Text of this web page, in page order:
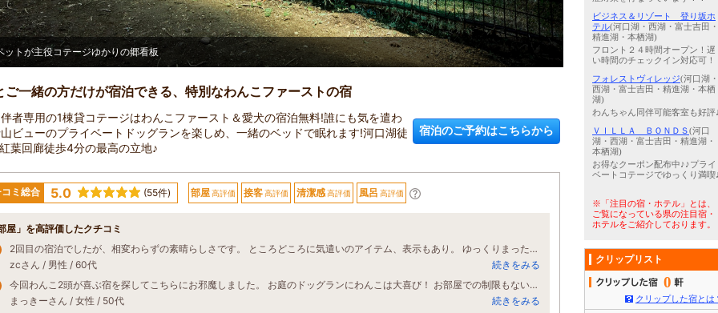
ットが主役コテージゆかりの郷看板 夏季の夕暮れ（湖畔沿い遊
ご一緒の方だけが宿泊できる、特別なわんこファーストの宿
者専用の1棟貸コテージはわんこファースト＆愛犬の宿泊無料!誰にも気を遣わ
ビューのプライベートドッグランを楽しめ、一緒のベッドで眠れます!河口湖徒
葉回廊徒歩4分の最高の立地♪
宿泊のご予約はこちらから
コミ総合 5.0 (55件) 部屋高評価 接客高評価 清潔感高評価 風呂 高評価
部屋」を高評価したクチコミ
2回目の宿泊でしたが、相変わらずの素晴らしさです。 ところどころに気遣いのアイテム、表示もあり。 ゆっくりまったり愛犬と楽しく過ごす事ができました。 一日中愛犬の笑顔にふれる事ができ大満足でした。 次におじゃまできる日を心待ちにしています。ありがとうございました。
zcさん / 男性 / 60代
続きをみる
今回わんこ2頭が喜ぶ宿を探してこちらにお邪魔しました。 お庭のドッグランにわんこは大喜び！ お部屋での制限もないのでおウチにいるようにのんびり楽しく過ごせました。 チェックインの事前登録を忘れた私にも管理人さんが笑顔で対応してくださりありがたかったです。調味料の品揃え、キッチン、お部屋の設備も大満足。 コスパとしては素泊まりでちょっと高いかなぁとは思いますが、わんこの満足度からOK！ 今度はもう少し涼しい時期に行きたいと思います。
まっきーさん / 女性 / 50代
続きをみる
ビジネス＆リゾート 登り坂ホ
テル(河口湖・西湖・富士吉田・
精進湖・本栖湖)
フロント２４時間オープン！遅
い時間のチェックイン対応可！
フォレストヴィレッジ(河口湖・
西湖・富士吉田・精進湖・本栖
湖)
わんちゃん同伴可能客室も好評
ＶＩＬＬＡ ＢＯＮＤＳ(河口
湖・西湖・富士吉田・精進湖・
本栖湖)
お得なクーポン配布中♪♪プライ
ベートコテージでゆっくり満喫
※「注目の宿・ホテル」とは、
ご覧になっている県の注目宿・
ホテルをご紹介しております。
クリップリスト
0
クリップした宿とは